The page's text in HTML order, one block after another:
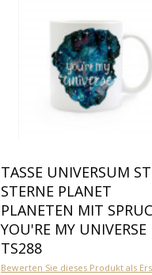
TASSE UNIVERSUM
STERNE PLANET
PLANETEN MIT
YOU'RE MY UNIVERSE
TS288
Bewerten Sie dieses Produkt als